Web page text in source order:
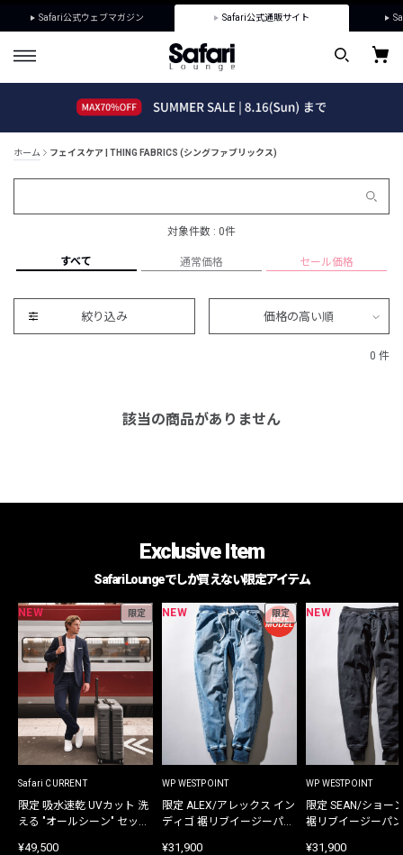
Safari公式ウェブマガジン Safari公式通販サイト
ホーム フェイスケア | THING FABRICS (シングファブリックス)
対象件数 : 0件
すべて 通常価格 セール価格
絞り込み 価格の高い順
0 件
該当の商品がありません
Exclusive Item
Safari Loungeでしか買えない限定アイテム
NEW 限定
Safari CURRENT
限定 吸水速乾 UVカット 洗
える "オールシーン" セット
¥49,500
NEW 限定
WP WESTPOINT
限定 ALEX/アレックス イン
ディゴ 裾リブイージーパン
¥31,900
NEW
WP WESTPOINT
限定 SEAN/ショー
裾リブイージーパ
¥31,900